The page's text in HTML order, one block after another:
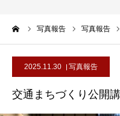
写真報告 写真報告
2025.11.30 写真報告
交通まちづくり公開